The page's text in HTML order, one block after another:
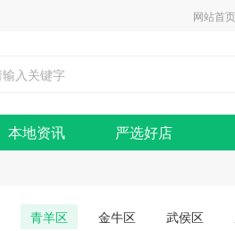
网站首页
本地资讯 严选好店
青羊区 金牛区 武侯区